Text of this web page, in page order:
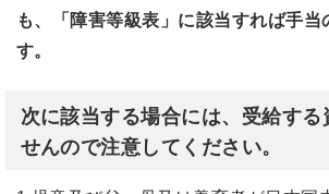
も、「障害等級表」に該当すれば手当
す。
次に該当する場合には、受給する
せんので注意してください。